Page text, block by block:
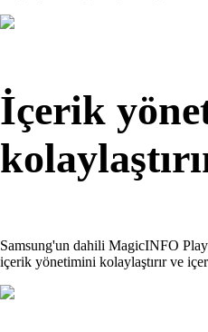
İçerik
Samsung'un dahili MagicINFO
içerik yönetimini kolaylaştırır ve